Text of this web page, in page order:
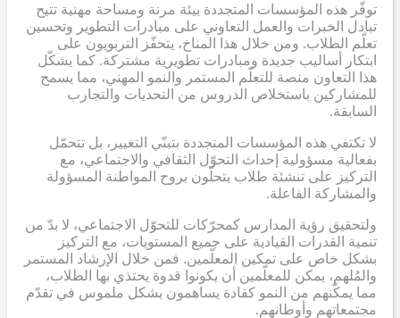
توفّر هذه المؤسسات المتجددة بيئة مرنة ومساحة مهنية تتيح
تبادل الخبرات والعمل التعاوني على مبادرات التطوير وتحسين
تعلّم الطلاب. ومن خلال هذا المناخ، يتحفّز التربويون على
ابتكار أساليب جديدة ومبادرات تطويرية مشتركة. كما يشكّل
هذا التعاون منصة للتعلّم المستمر والنمو المهني، مما يسمح
للمشاركين باستخلاص الدروس من التحديات والتجارب
السابقة.
لا تكتفي هذه المؤسسات المتجددة بتبنّي التغيير، بل تتحمّل
بفعالية مسؤولية إحداث التحوّل الثقافي والاجتماعي، مع
التركيز على تنشئة طلاب يتحلّون بروح المواطنة المسؤولة
والمشاركة الفاعلة.
ولتحقيق رؤية المدارس كمحرّكات للتحوّل الاجتماعي، لا بدّ من
تنمية القدرات القيادية على جميع المستويات، مع التركيز
بشكل خاص على تمكين المعلّمين. فمن خلال الإرشاد المستمر
والمُلهم، يمكن للمعلّمين أن يكونوا قدوة يحتذي بها الطلاب،
مما يمكّنهم من النمو كقادة يساهمون بشكل ملموس في تقدّم
مجتمعاتهم وأوطانهم.